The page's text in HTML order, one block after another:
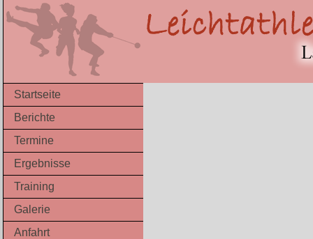
Startseite
Berichte
Termine
Ergebnisse
Training
Galerie
Anfahrt